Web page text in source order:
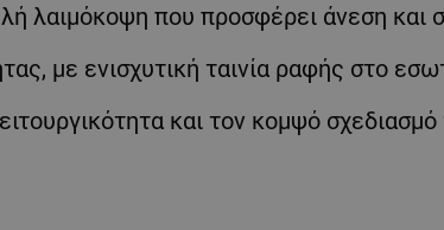
λαιμόκοψη που προσφέρει άνεση και
με ενισχυτική ταινία ραφής στο
και τον κομψό σχεδιασμό